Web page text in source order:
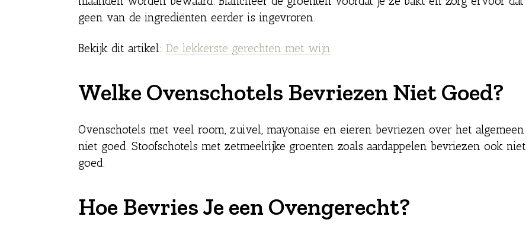
geen van de ingrediënten eerder is ingevroren.
Bekijk dit artikel: De lekkerste gerechten met wijn
Welke Ovenschotels Bevriezen Niet Goed?
Ovenschotels met veel room, zuivel, mayonaise en eieren bevriezen over het algemeen
niet goed. Stoofschotels met zetmeelrijke groenten zoals aardappelen bevriezen ook niet
goed.
Hoe Bevries Je een Ovengerecht?